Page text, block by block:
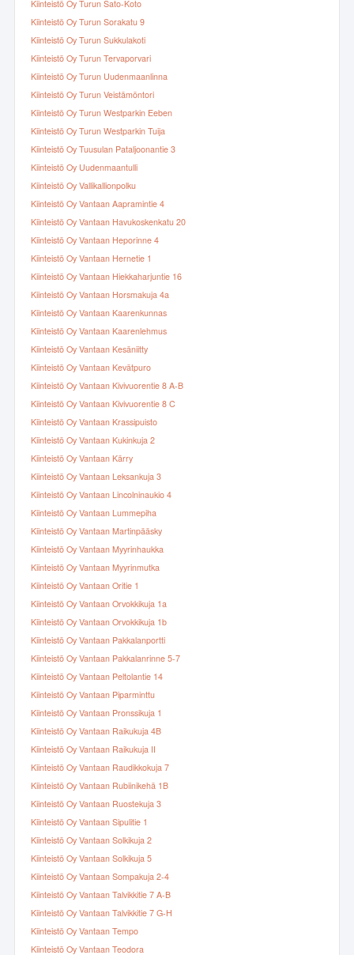
Kiinteistö Oy Turun Sato-Koto
Kiinteistö Oy Turun Sorakatu 9
Kiinteistö Oy Turun Sukkulakoti
Kiinteistö Oy Turun Tervaporvari
Kiinteistö Oy Turun Uudenmaanlinna
Kiinteistö Oy Turun Veistämöntori
Kiinteistö Oy Turun Westparkin Eeben
Kiinteistö Oy Turun Westparkin Tuija
Kiinteistö Oy Tuusulan Pataljoonantie 3
Kiinteistö Oy Uudenmaantulli
Kiinteistö Oy Vallikallionpolku
Kiinteistö Oy Vantaan Aapramintie 4
Kiinteistö Oy Vantaan Havukoskenkatu 20
Kiinteistö Oy Vantaan Heporinne 4
Kiinteistö Oy Vantaan Hernetie 1
Kiinteistö Oy Vantaan Hiekkaharjuntie 16
Kiinteistö Oy Vantaan Horsmakuja 4a
Kiinteistö Oy Vantaan Kaarenkunnas
Kiinteistö Oy Vantaan Kaarenlehmus
Kiinteistö Oy Vantaan Kesäniitty
Kiinteistö Oy Vantaan Kevätpuro
Kiinteistö Oy Vantaan Kivivuorentie 8 A-B
Kiinteistö Oy Vantaan Kivivuorentie 8 C
Kiinteistö Oy Vantaan Krassipuisto
Kiinteistö Oy Vantaan Kukinkuja 2
Kiinteistö Oy Vantaan Kärry
Kiinteistö Oy Vantaan Leksankuja 3
Kiinteistö Oy Vantaan Lincolninaukio 4
Kiinteistö Oy Vantaan Lummepiha
Kiinteistö Oy Vantaan Martinpääsky
Kiinteistö Oy Vantaan Myyrinhaukka
Kiinteistö Oy Vantaan Myyrinmutka
Kiinteistö Oy Vantaan Oritie 1
Kiinteistö Oy Vantaan Orvokkikuja 1a
Kiinteistö Oy Vantaan Orvokkikuja 1b
Kiinteistö Oy Vantaan Pakkalanportti
Kiinteistö Oy Vantaan Pakkalanrinne 5-7
Kiinteistö Oy Vantaan Peltolantie 14
Kiinteistö Oy Vantaan Piparminttu
Kiinteistö Oy Vantaan Pronssikuja 1
Kiinteistö Oy Vantaan Raikukuja 4B
Kiinteistö Oy Vantaan Raikukuja II
Kiinteistö Oy Vantaan Raudikkokuja 7
Kiinteistö Oy Vantaan Rubiinikehä 1B
Kiinteistö Oy Vantaan Ruostekuja 3
Kiinteistö Oy Vantaan Sipulitie 1
Kiinteistö Oy Vantaan Solkikuja 2
Kiinteistö Oy Vantaan Solkikuja 5
Kiinteistö Oy Vantaan Sompakuja 2-4
Kiinteistö Oy Vantaan Talvikkitie 7 A-B
Kiinteistö Oy Vantaan Talvikkitie 7 G-H
Kiinteistö Oy Vantaan Tempo
Kiinteistö Oy Vantaan Teodora